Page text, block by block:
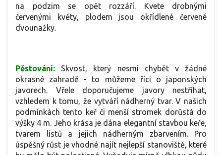
na podzim se opět rozzáří. Kvete drobnými
červenými květy, plodem jsou okřídlené červené
dvounažky.
Pěstování: Skvost, který nesmí chybět v žádné
okrasné zahradě - to můžeme říci o japonských
javorech. Vřele doporučujeme javory nestříhat,
vzhledem k tomu, že vytváří nádherný tvar. V našich
podmínkách tento keř či menší stromek dorůstá do
výšky 4 m. Jeho krása je dána elegantní stavbou keře,
tvarem listů a jejich nádherným zbarvením. Pro
úspěšný růst je vhodné najít nejlepší stanoviště, které